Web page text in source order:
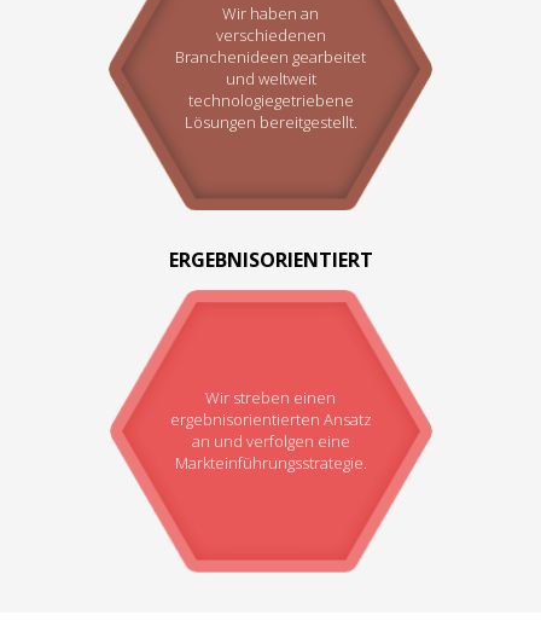
Wir haben an
verschiedenen
Branchenideen gearbeitet
und weltweit
technologiegetriebene
Lösungen bereitgestellt.
ERGEBNISORIENTIERT
Wir streben einen
ergebnisorientierten Ansatz
an und verfolgen eine
Markteinführungsstrategie.